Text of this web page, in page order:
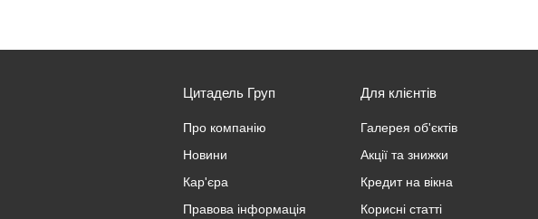
Цитадель Груп
Про компанію
Новини
Кар'єра
Правова інформація
Для клієнтів
Галерея об'єктів
Акції та знижки
Кредит на вікна
Корисні статті